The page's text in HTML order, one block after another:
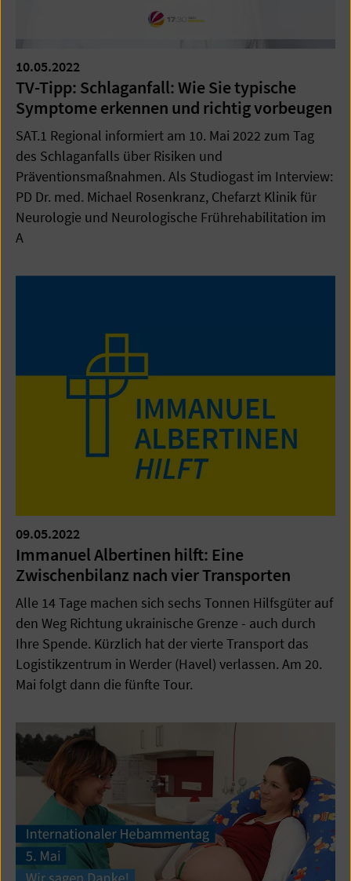
10.05.2022
TV-Tipp: Schlaganfall: Wie Sie typische
Symptome erkennen und richtig vorbeugen
SAT.1 Regional informiert am 10. Mai 2022 zum Tag
des Schlaganfalls über Risiken und
Präventionsmaßnahmen. Als Studiogast im Interview:
PD Dr. med. Michael Rosenkranz, Chefarzt Klinik für
Neurologie und Neurologische Frührehabilitation im
A
09.05.2022
Immanuel Albertinen hilft: Eine
Zwischenbilanz nach vier Transporten
Alle 14 Tage machen sich sechs Tonnen Hilfsgüter auf
den Weg Richtung ukrainische Grenze - auch durch
Ihre Spende. Kürzlich hat der vierte Transport das
Logistikzentrum in Werder (Havel) verlassen. Am 20.
Mai folgt dann die fünfte Tour.